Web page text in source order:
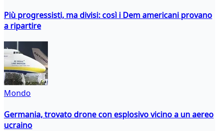
Più progressisti, ma divisi: così i Dem americani provano
a ripartire
Mondo
Germania, trovato drone con esplosivo vicino a un aereo
ucraino